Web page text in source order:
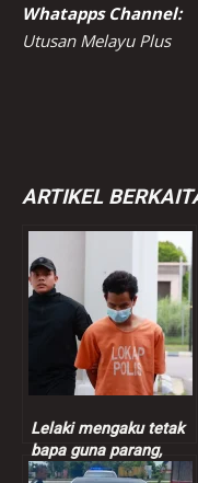
Whatapps Channel:
Utusan Melayu Plus
ARTIKEL
Lelaki mengaku tetak
bapa guna parang,
bakar dua kenderaan